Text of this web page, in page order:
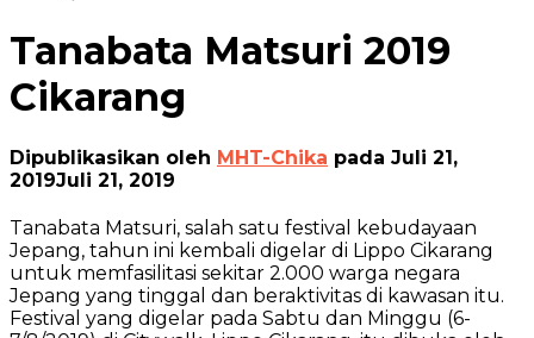
Tanabata Matsuri 2019
Cikarang
Dipublikasikan oleh MHT-Chika pada Juli 21,
2019Juli 21, 2019
Tanabata Matsuri, salah satu festival kebudayaan
Jepang, tahun ini kembali digelar di Lippo Cikarang
untuk memfasilitasi sekitar 2.000 warga negara
Jepang yang tinggal dan beraktivitas di kawasan itu.
Festival yang digelar pada Sabtu dan Minggu (6-